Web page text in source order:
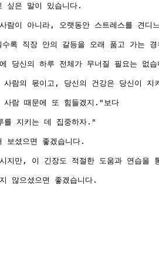
싶은 말이 있습니다.
람이 아니라, 오랫동안 스트레스를 견디
수록 직장 안의 갈등을 오래 품고 가는
당신의 하루 전체가 무너질 필요는 없
사람의 몫이고, 당신의 건강은 당신이 지
사람 때문에 또 힘들겠지."보다
를 지키는 데 집중하자."
보셨으면 좋겠습니다.
지만, 이 긴장도 적절한 도움과 연습을
않으셨으면 좋겠습니다.